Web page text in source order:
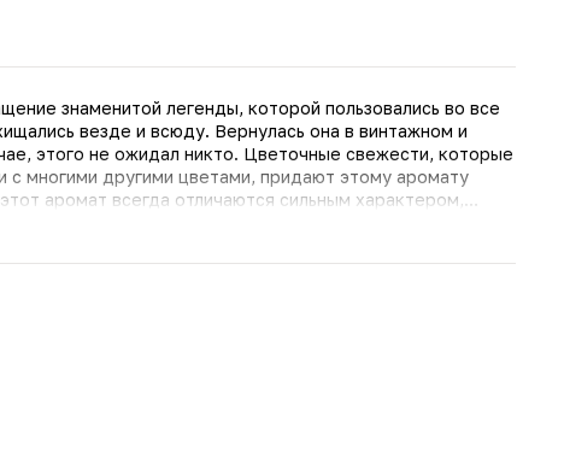
знаменитой легенды, которой пользовались во все
везде и всюду. Вернулась она в винтажном и
никто. Цветочные свежести, которые
с многими другими цветами, придают этому аромату
аромат всегда отличаются сильным характером,
романтичностью и чувствительностью.